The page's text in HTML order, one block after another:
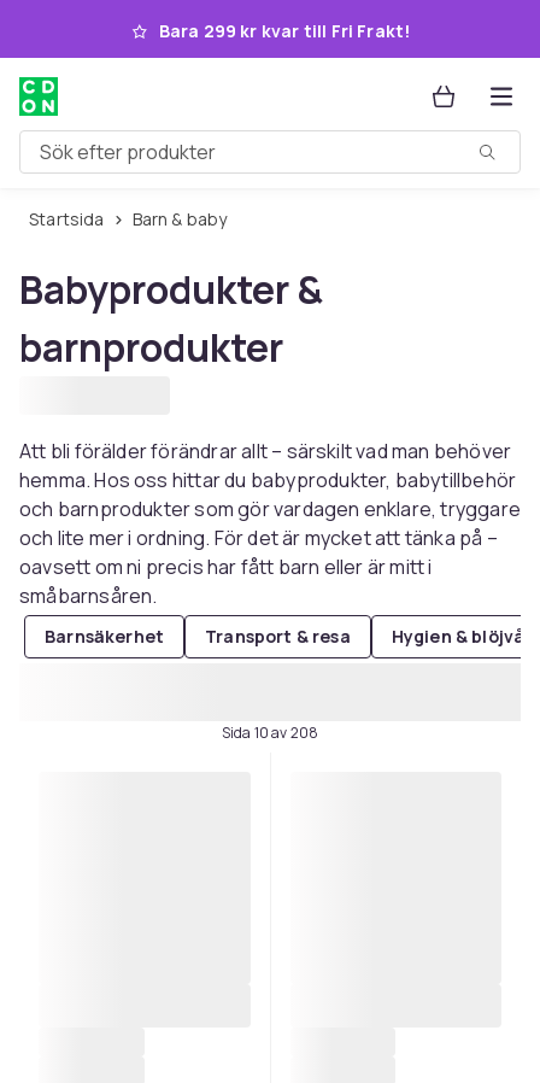
Hoppa till huvudinnehållet
Bara 299 kr kvar till Fri Frakt!
Sök efter produkter
Startsida Barn & baby
Babyprodukter &
barnprodukter
Att bli förälder förändrar allt – särskilt vad man behöver
hemma. Hos oss hittar du babyprodukter, babytillbehör
och barnprodukter som gör vardagen enklare, tryggare
och lite mer i ordning. För det är mycket att tänka på –
oavsett om ni precis har fått barn eller är mitt i
småbarnsåren.
Barnsäkerhet Transport & resa Hygien &
Sida 10 av 208